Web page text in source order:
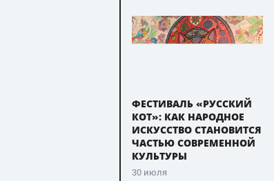
ФЕСТИВАЛЬ «РУССКИЙ
КОТ»: КАК НАРОДНОЕ
ИСКУССТВО СТАНОВИТСЯ
ЧАСТЬЮ СОВРЕМЕННОЙ
КУЛЬТУРЫ
30 июля